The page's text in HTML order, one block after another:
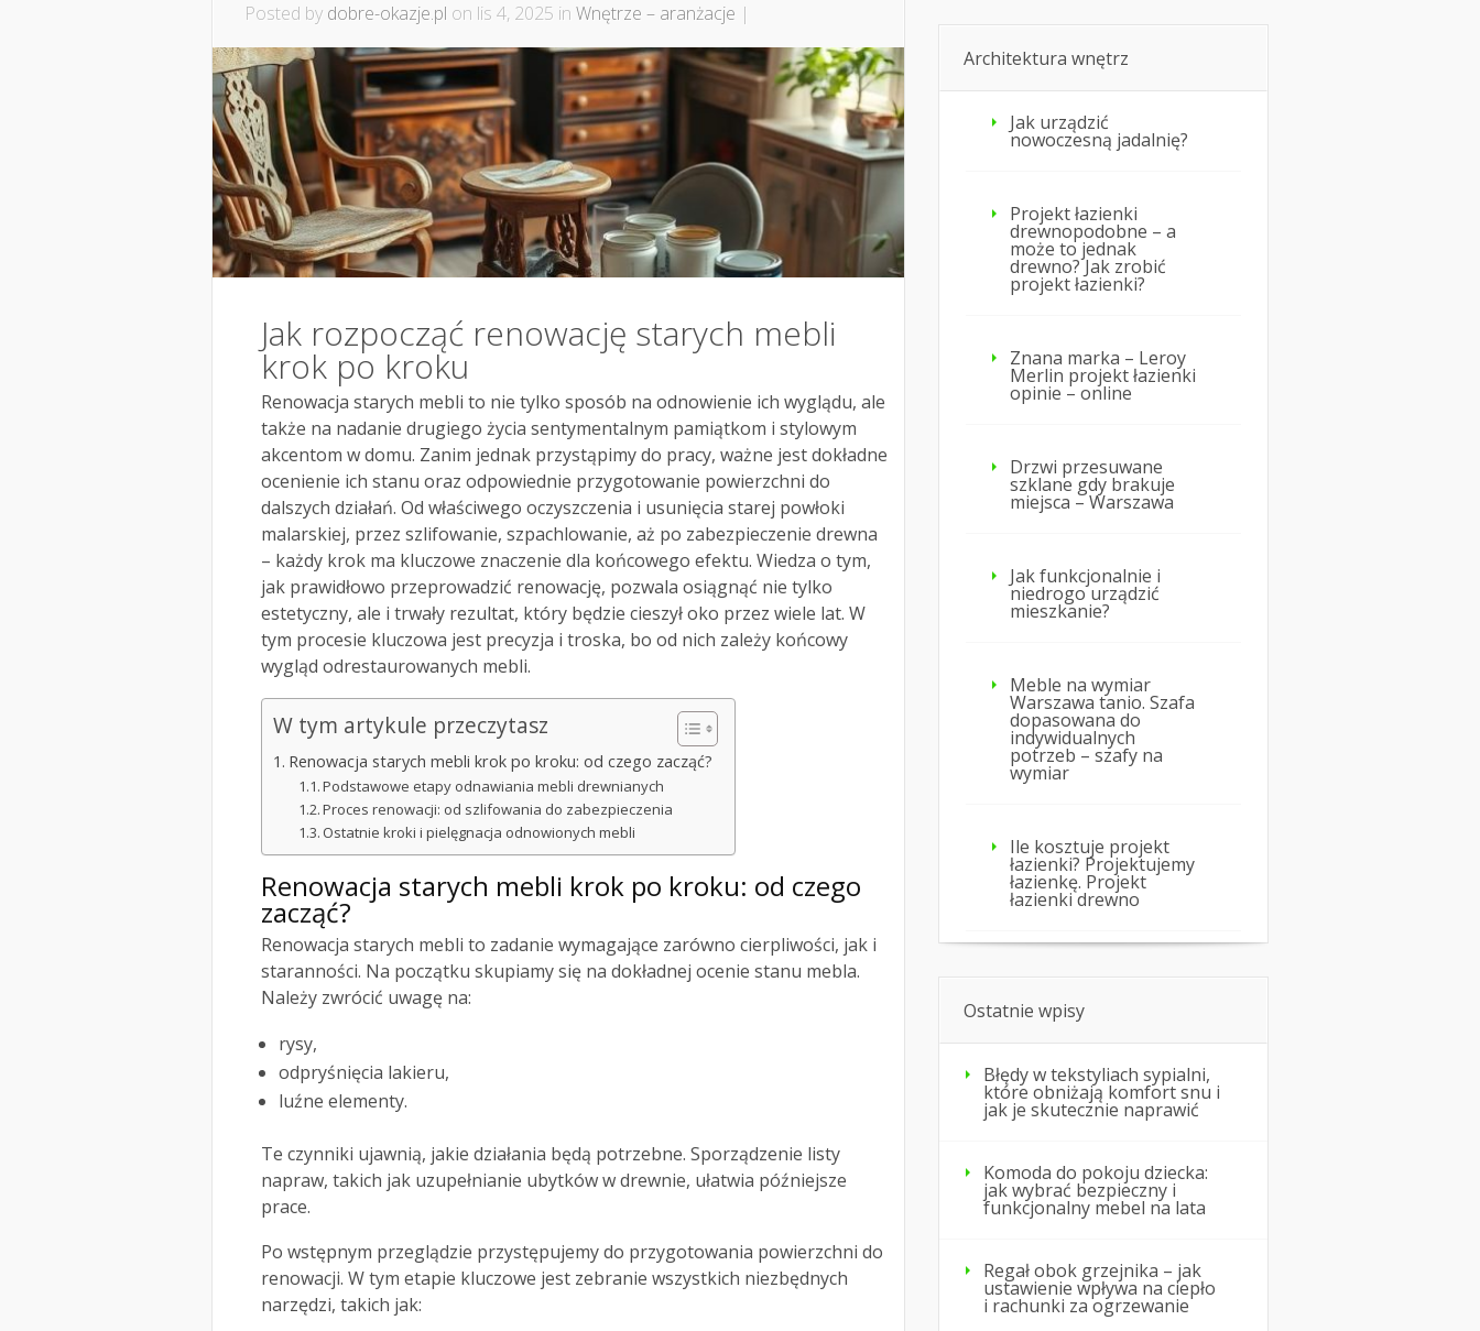
Posted by dobre-okazje.pl on lis 4, 2025 in Wnętrze – aranżacje |
Jak rozpocząć renowację starych mebli
krok po kroku
Renowacja starych mebli to nie tylko sposób na odnowienie ich wyglądu, ale
także na nadanie drugiego życia sentymentalnym pamiątkom i stylowym
akcentom w domu. Zanim jednak przystąpimy do pracy, ważne jest dokładne
ocenienie ich stanu oraz odpowiednie przygotowanie powierzchni do
dalszych działań. Od właściwego oczyszczenia i usunięcia starej powłoki
malarskiej, przez szlifowanie, szpachlowanie, aż po zabezpieczenie drewna
– każdy krok ma kluczowe znaczenie dla końcowego efektu. Wiedza o tym,
jak prawidłowo przeprowadzić renowację, pozwala osiągnąć nie tylko
estetyczny, ale i trwały rezultat, który będzie cieszył oko przez wiele lat. W
tym procesie kluczowa jest precyzja i troska, bo od nich zależy końcowy
wygląd odrestaurowanych mebli.
W tym artykule przeczytasz
Renowacja starych mebli krok po kroku: od czego zacząć?
Podstawowe etapy odnawiania mebli drewnianych
Proces renowacji: od szlifowania do zabezpieczenia
Ostatnie kroki i pielęgnacja odnowionych mebli
Renowacja starych mebli krok po kroku: od czego
zacząć?
Renowacja starych mebli to zadanie wymagające zarówno cierpliwości, jak i
staranności. Na początku skupiamy się na dokładnej ocenie stanu mebla.
Należy zwrócić uwagę na:
rysy,
odpryśnięcia lakieru,
luźne elementy.
Te czynniki ujawnią, jakie działania będą potrzebne. Sporządzenie listy
napraw, takich jak uzupełnianie ubytków w drewnie, ułatwia późniejsze
prace.
Po wstępnym przeglądzie przystępujemy do przygotowania powierzchni do
renowacji. W tym etapie kluczowe jest zebranie wszystkich niezbędnych
narzędzi, takich jak:
Architektura wnętrz
Jak urządzić
nowoczesną jadalnię?
Projekt łazienki
drewnopodobne – a
może to jednak
drewno? Jak zrobić
projekt łazienki?
Znana marka – Leroy
Merlin projekt łazienki
opinie – online
Drzwi przesuwane
szklane gdy brakuje
miejsca – Warszawa
Jak funkcjonalnie i
niedrogo urządzić
mieszkanie?
Meble na wymiar
Warszawa tanio. Szafa
dopasowana do
indywidualnych
potrzeb – szafy na
wymiar
Ile kosztuje projekt
łazienki? Projektujemy
łazienkę. Projekt
łazienki drewno
Ostatnie wpisy
Błędy w tekstyliach sypialni,
które obniżają komfort snu i
jak je skutecznie naprawić
Komoda do pokoju dziecka:
jak wybrać bezpieczny i
funkcjonalny mebel na lata
Regał obok grzejnika – jak
ustawienie wpływa na ciepło
i rachunki za ogrzewanie